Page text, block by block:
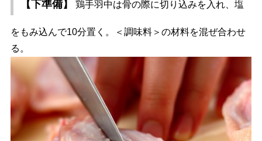
【下準備】 鶏手羽中は骨の際に切り込みを入れ、塩
をもみ込んで10分置く。＜調味料＞の材料を混ぜ合わせ
る。